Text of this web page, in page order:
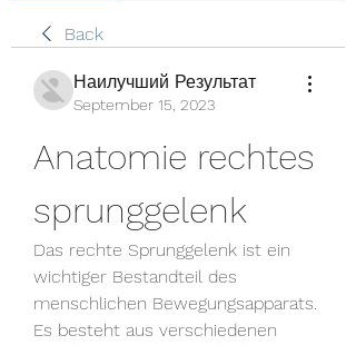
Back
Наилучший Результат
September 15, 2023
Anatomie rechtes
sprunggelenk
Das rechte Sprunggelenk ist ein
wichtiger Bestandteil des
menschlichen Bewegungsapparats.
Es besteht aus verschiedenen